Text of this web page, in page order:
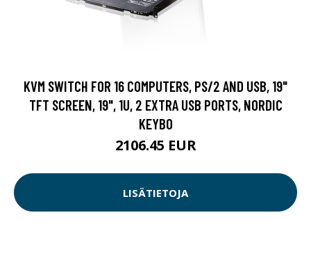
KVM SWITCH FOR 16 COMPUTERS, PS/2 AND USB, 19"
TFT SCREEN, 19", 1U, 2 EXTRA USB PORTS, NORDIC
KEYBO
2106.45 EUR
LISÄTIETOJA